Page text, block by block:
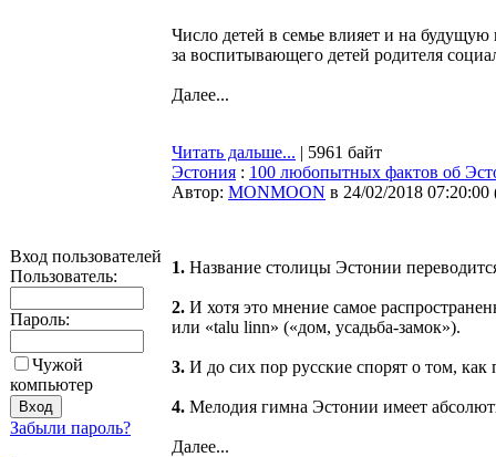
Вход пользователей
Пользователь:
Пароль:
Чужой
компьютер
Забыли пароль?
Число детей в семье влияет и на
за воспитывающего детей родителя
Далее...
Читать дальше... | 5961 байт
Эстония : 100 любопытных фактов об
Автор: MONMOON в 24/02/2018 07:20:00
1. Название столицы Эстонии
2. И хотя это мнение самое
или «talu linn» («дом, усадьба-замок»).
3. И до сих пор русские спорят о том,
4. Мелодия гимна Эстонии имеет
Далее...